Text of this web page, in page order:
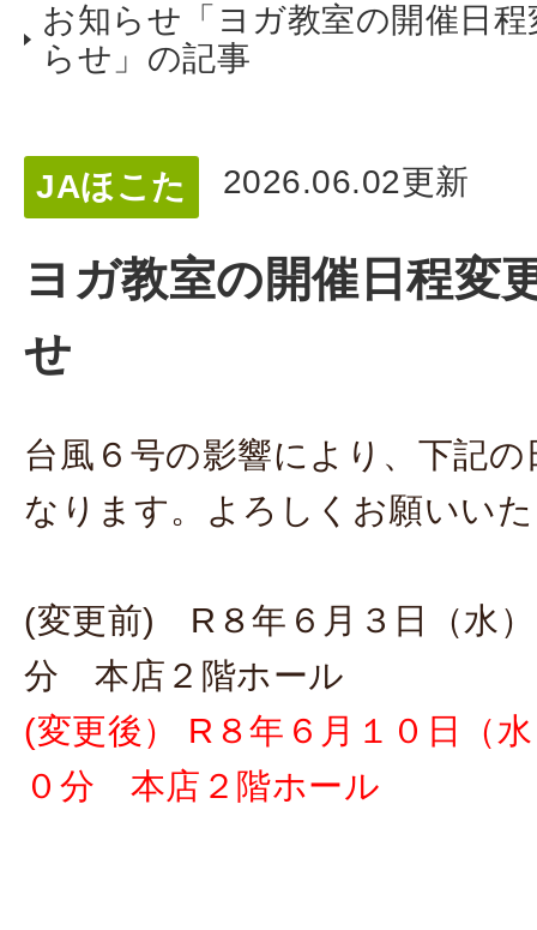
お知らせ「ヨガ教室の開催日
らせ」の記事
JAほこた 2026.06.02更新
ヨガ教室の開催日程変
せ
台風６号の影響により、下記
なります。よろしくお願いい
(変更前) R８年６月３日（水
分 本店２階ホール
(変更後） R８年６月１０日（
０分 本店２階ホール